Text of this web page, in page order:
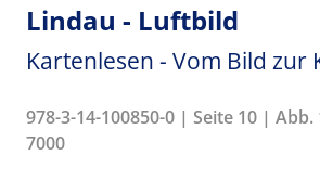
Lindau - Luftbild
Kartenlesen - Vom Bild zur
978-3-14-100850-0 | Seite 10 |
7000